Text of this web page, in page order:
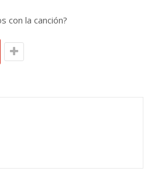
con la canción?